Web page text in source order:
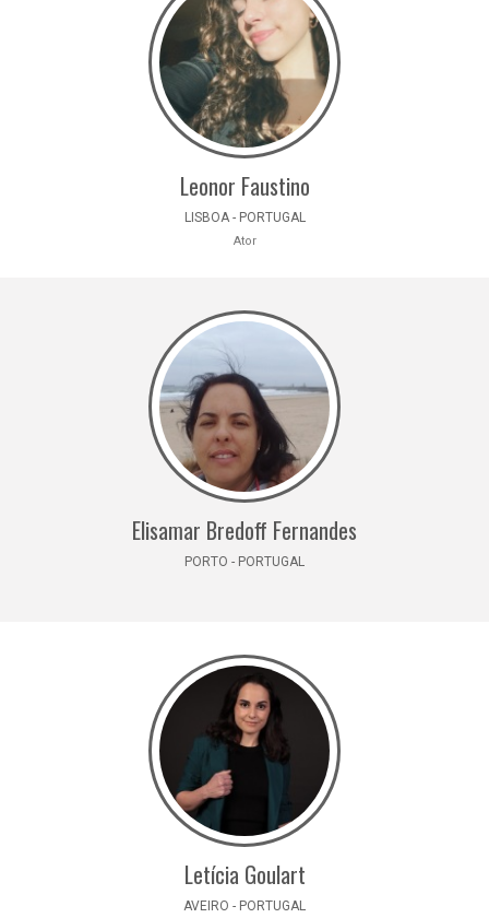
Leonor Faustino
LISBOA - PORTUGAL
Ator
Elisamar Bredoff Fernandes
PORTO - PORTUGAL
Letícia Goulart
AVEIRO - PORTUGAL